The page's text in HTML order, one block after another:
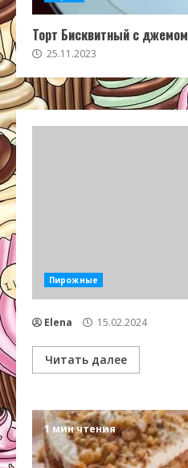
Торт Бисквитный с джемом
25.11.2023
Пирожные
Elena 15.02.2024
Читать далее
1 мин чтения